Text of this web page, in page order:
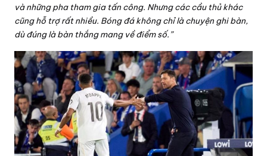
và những pha tham gia tấn công. Nhưng các cầu thủ khác
cũng hỗ trợ rất nhiều. Bóng đá không chỉ là chuyện ghi bàn,
dù đúng là bàn thắng mang về điểm số.”